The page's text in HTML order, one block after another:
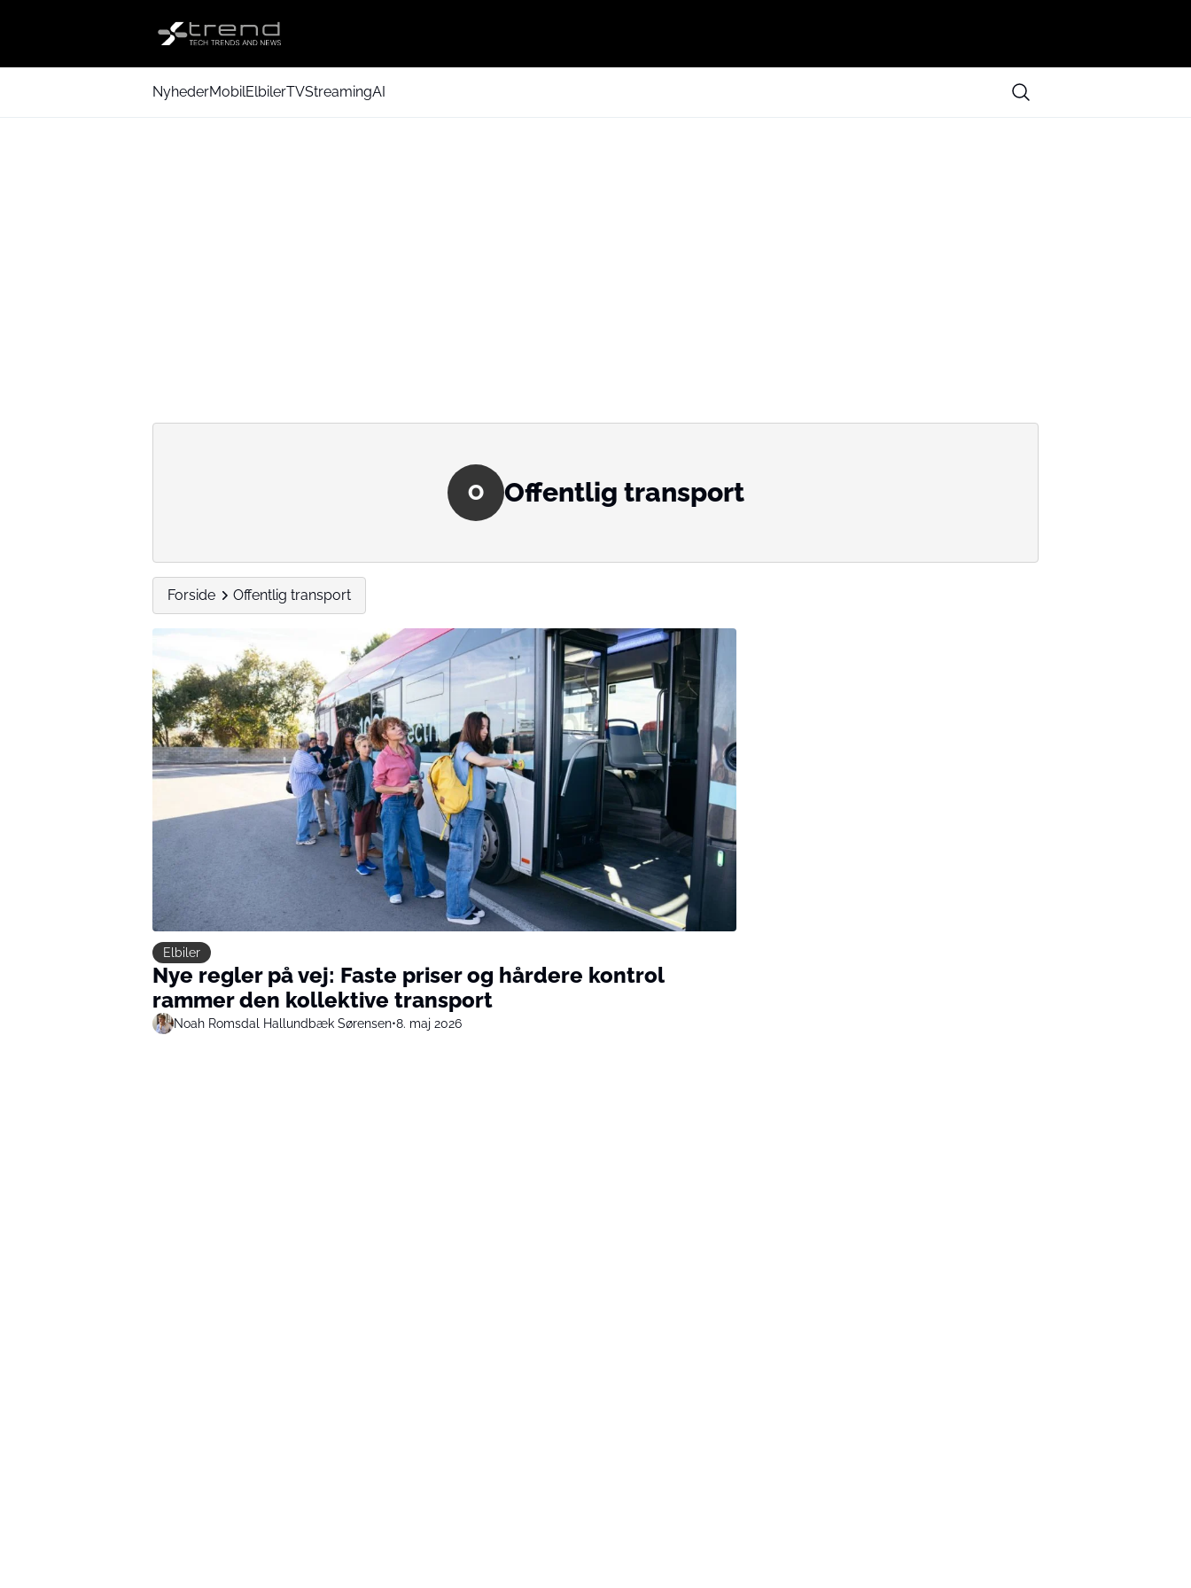
NyhederMobilElbilerTVStreamingAI
O Offentlig transport
Forside Offentlig transport
Elbiler
Nye regler på vej: Faste priser og hårdere kontrol
rammer den kollektive transport
Noah Romsdal Hallundbæk Sørensen•8. maj 2026